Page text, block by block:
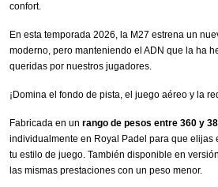
confort.
En esta temporada 2026, la M27 estrena un
moderno, pero manteniendo el ADN que la ha
queridas por nuestros jugadores.
¡Domina el fondo de pista, el juego aéreo y la
Fabricada en un rango de pesos entre 360 y
individualmente en Royal Padel para que elijas
tu estilo de juego. También disponible en
las mismas prestaciones con un peso menor.